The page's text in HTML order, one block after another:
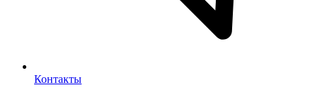
Контакты